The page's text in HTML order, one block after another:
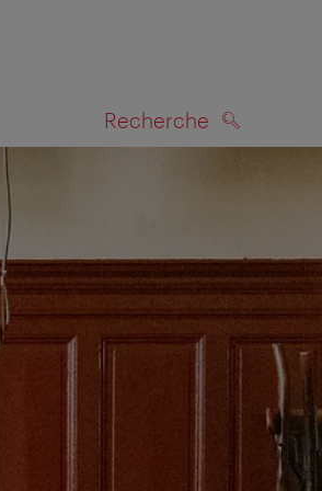
Recherche